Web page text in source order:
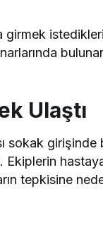
Ulaştı
sokak girişinde
Ekiplerin
tepkisine